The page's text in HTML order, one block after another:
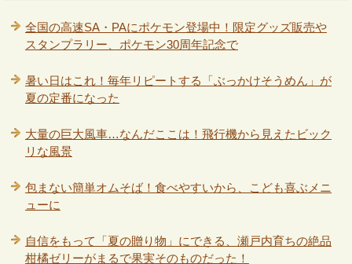
全国の高速SA・PAにポケモン登場中！限定グッズ販売や
スタンプラリー、ポケモン30周年記念で
暑い日はこれ！毎年リピートする「ぶっかけそうめん」が
夏の定番になった
大量の巨大風車…なんだここは！飛行機から見えたビック
リな風景
包まない簡単オムそば！食べやすいから、こども喜ぶメニ
ューに
自信をもって「夏の贈り物」にできる、瀬戸内育ちの絶品
柑橘ゼリーがまるで果実そのものだった！